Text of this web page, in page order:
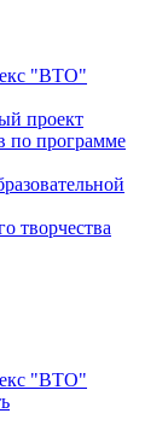
"ВТО"
проект
по программе
творчества
"ВТО"